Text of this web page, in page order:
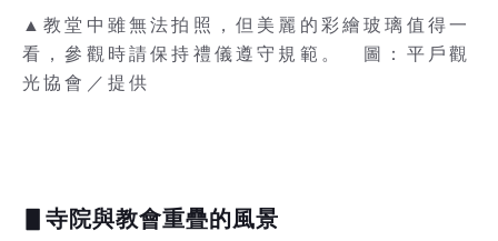
▲教堂中雖無法拍照，但美麗的彩繪玻璃值得一
看，參觀時請保持禮儀遵守規範。 圖：平戶觀
光協會／提供
▋寺院與教會重疊的風景